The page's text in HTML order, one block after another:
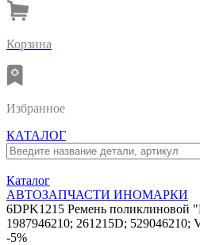
Корзина
Избранное
КАТАЛОГ
Каталог
АВТОЗАПЧАСТИ ИНОМАРКИ
6DPK1215 Ремень поликлиновой
1987946210; 261215D;
-5%